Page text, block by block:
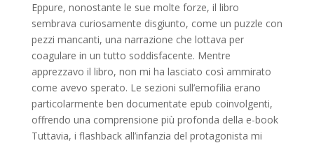
Eppure, nonostante le sue molte forze, il libro
sembrava curiosamente disgiunto, come un puzzle con
pezzi mancanti, una narrazione che lottava per
coagulare in un tutto soddisfacente. Mentre
apprezzavo il libro, non mi ha lasciato così ammirato
come avevo sperato. Le sezioni sull’emofilia erano
particolarmente ben documentate epub coinvolgenti,
offrendo una comprensione più profonda della e-book
Tuttavia, i flashback all’infanzia del protagonista mi